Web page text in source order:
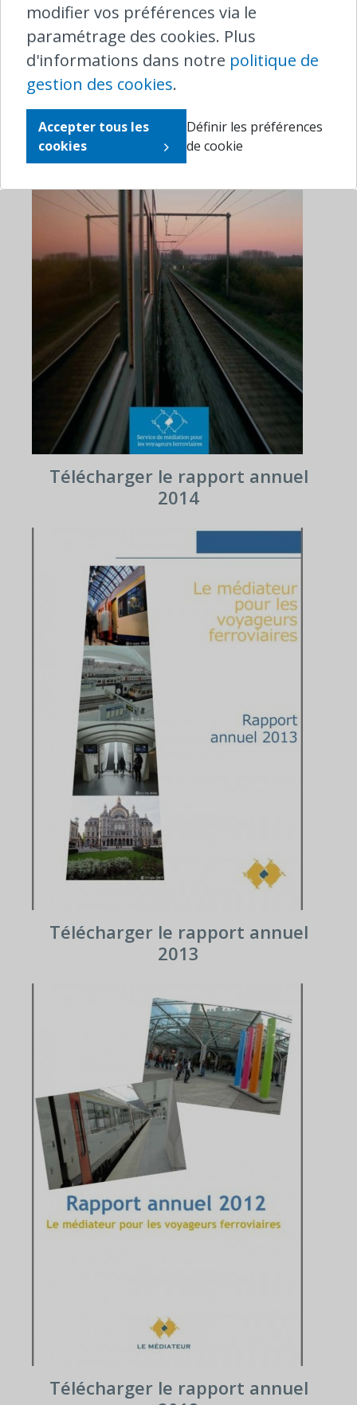
Télécharger le rapport annuel
2015
Télécharger le rapport annuel
2014
Télécharger le rapport annuel
2013
Télécharger le rapport annuel
modifier vos préférences via le
paramétrage des cookies. Plus
d'informations dans notre politique de
gestion des cookies.
Accepter tous les
cookies
Définir les préférences
de cookie